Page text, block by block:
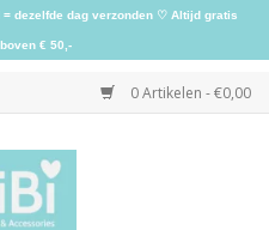
0 Artikelen - €0,00
dezelfde dag verzonden ♡ Altijd gratis
€ 50,-